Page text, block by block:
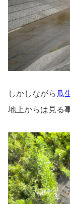
しかしながら 瓜
地上からは見る